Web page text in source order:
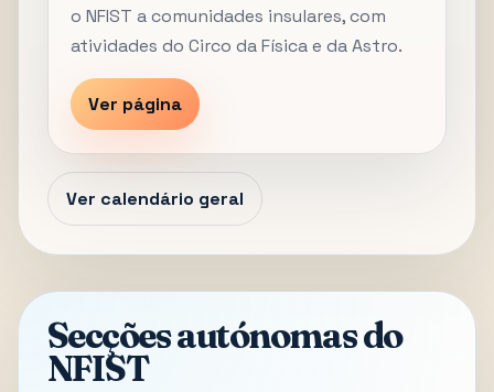
o NFIST a comunidades insulares, com
atividades do Circo da Física e da Astro.
Ver página
Ver calendário geral
Secções autónomas do
NFIST